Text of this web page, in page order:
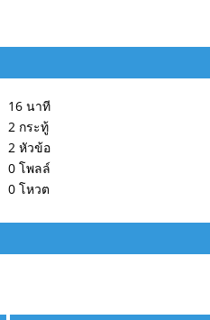
16 นาที
2 กระทู้
2 หัวข้อ
0 โพลล์
0 โหวต